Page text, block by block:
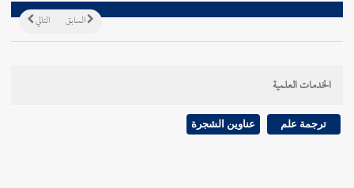
التالي السابق
الخدمات العلمية
ترجمة علم عناوين الشجرة